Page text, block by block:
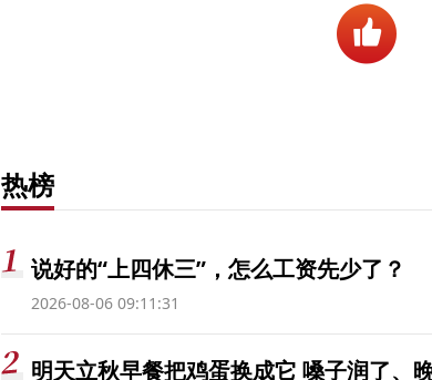
热榜
说好的“上四休三”，怎么工资先少了？
2026-08-06 09:11:31
明天立秋早餐把鸡蛋换成它 嗓子润了、